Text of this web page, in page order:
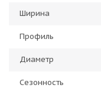
Ширина
Профиль
Диаметр
Сезонность